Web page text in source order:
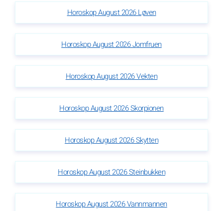
Horoskop August 2026 Løven
Horoskop August 2026 Jomfruen
Horoskop August 2026 Vekten
Horoskop August 2026 Skorpionen
Horoskop August 2026 Skytten
Horoskop August 2026 Steinbukken
Horoskop August 2026 Vannmannen